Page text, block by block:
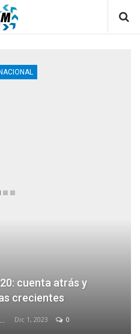
cuenta atrás y
crecientes
Dic 1, 2023 0